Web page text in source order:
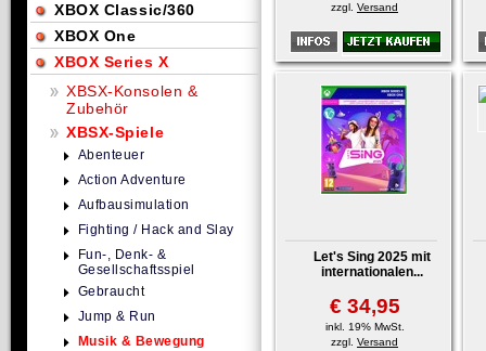
zzgl. Versand
Let's Sing 2025 mit
internationalen...
€ 34,95
inkl. 19% MwSt.
zzgl. Versand
XBOX Classic/360
XBOX One
XBOX Series X
XBSX-Konsolen &
Zubehör
XBSX-Spiele
Abenteuer
Action Adventure
Aufbausimulation
Fighting / Hack and Slay
Fun-, Denk- &
Gesellschaftsspiel
Gebraucht
Jump & Run
Musik & Bewegung